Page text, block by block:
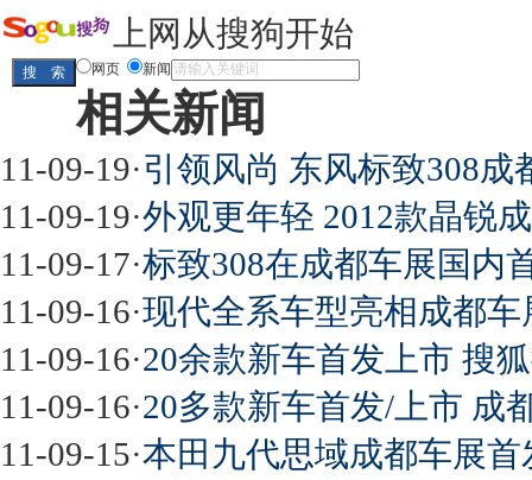
上网从搜狗开始
网页 新闻
相关新闻
11-09-19·引领风尚 东风标致308成
11-09-19·外观更年轻 2012款晶锐
11-09-17·标致308在成都车展国内
11-09-16·现代全系车型亮相成都车
11-09-16·20余款新车首发上市 搜
11-09-16·20多款新车首发/上市 成
11-09-15·本田九代思域成都车展